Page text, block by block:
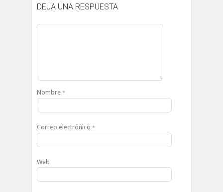
DEJA UNA RESPUESTA
Nombre *
Correo electrónico *
Web